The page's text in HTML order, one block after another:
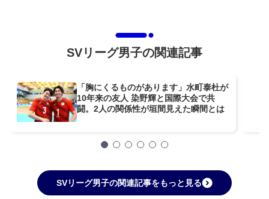
SVリーグ男子の関連記事
「胸にくるものがあります」水町泰杜が
10年来の友人 染野輝と国際大会で共
闘。2人の関係性が垣間見えた瞬間とは
SVリーグ男子の関連記事をもっと見る